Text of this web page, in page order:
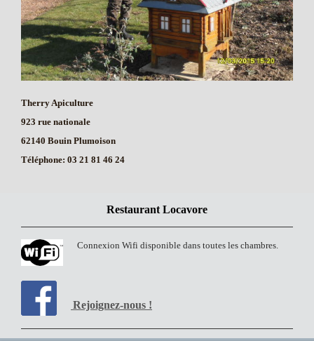
Therry Apiculture
923 rue nationale
62140 Bouin Plumoison
Téléphone: 03 21 81 46 24
Restaurant Locavore
Connexion Wifi disponible dans toutes les chambres.
Rejoignez-nous !